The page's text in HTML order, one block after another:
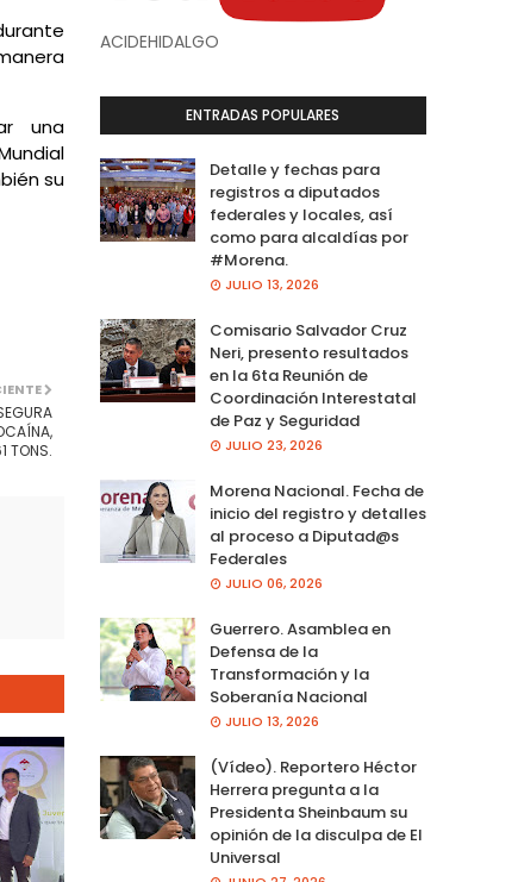
una
su
TONS.
ACIDEHIDALGO
ENTRADAS POPULARES
Detalle y fechas para
registros a diputados
federales y locales, así
como para alcaldías por
#Morena.
JULIO 13, 2026
Comisario Salvador Cruz
Neri, presento resultados
en la 6ta Reunión de
Coordinación Interestatal
de Paz y Seguridad
JULIO 23, 2026
Morena Nacional. Fecha de
inicio del registro y detalles
al proceso a Diputad@s
Federales
JULIO 06, 2026
Guerrero. Asamblea en
Defensa de la
Transformación y la
Soberanía Nacional
JULIO 13, 2026
(Vídeo). Reportero Héctor
Herrera pregunta a la
Presidenta Sheinbaum su
opinión de la disculpa de El
Universal